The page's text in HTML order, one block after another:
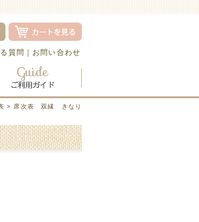
質問 ｜ お問い合わせ
> 席次表 双縁 きなり